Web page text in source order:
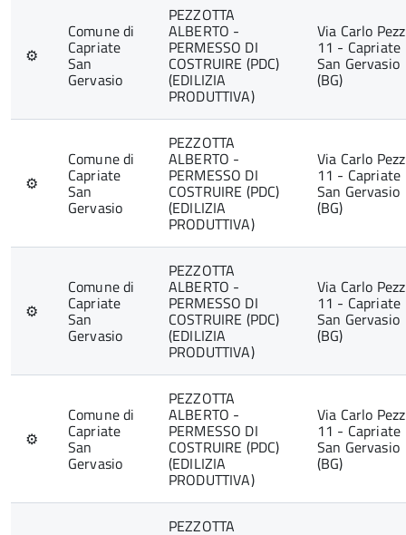
⚙
Comune di
Capriate
San
Gervasio
PEZZOTTA
ALBERTO -
PERMESSO DI
COSTRUIRE (PDC)
(EDILIZIA
PRODUTTIVA)
Via Carlo
11 - Capriate
San Gervasio
(BG)
⚙
Comune di
Capriate
San
Gervasio
PEZZOTTA
ALBERTO -
PERMESSO DI
COSTRUIRE (PDC)
(EDILIZIA
PRODUTTIVA)
Via Carlo
11 - Capriate
San Gervasio
(BG)
⚙
Comune di
Capriate
San
Gervasio
PEZZOTTA
ALBERTO -
PERMESSO DI
COSTRUIRE (PDC)
(EDILIZIA
PRODUTTIVA)
Via Carlo
11 - Capriate
San Gervasio
(BG)
⚙
Comune di
Capriate
San
Gervasio
PEZZOTTA
ALBERTO -
PERMESSO DI
COSTRUIRE (PDC)
(EDILIZIA
PRODUTTIVA)
Via Carlo
11 - Capriate
San Gervasio
(BG)
PEZZOTTA